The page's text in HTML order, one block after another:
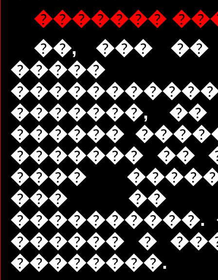
�������
��, ��� ��
�����
�������, ��
������
������� ��
����
��� ��
����������.
������ �
��������.